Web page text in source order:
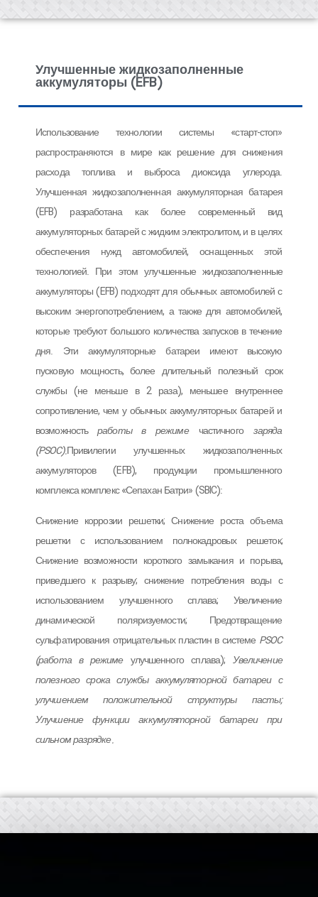
Улучшенные жидкозаполненные
аккумуляторы (EFB)
Использование технологии системы «старт-стоп»
распространяются в мире как решение для снижения
расхода топлива и выброса диоксида углерода.
Улучшенная жидкозаполненная аккумуляторная батарея
(EFB) разработана как более современный вид
аккумуляторных батарей с жидким электролитом, и в целях
обеспечения нужд автомобилей, оснащенных этой
технологией. При этом улучшенные жидкозаполненные
аккумуляторы (EFB) подходят для обычных автомобилей с
высоким энергопотреблением, а также для автомобилей,
которые требуют большого количества запусков в течение
дня. Эти аккумуляторные батареи имеют высокую
пусковую мощность, более длительный полезный срок
службы (не меньше в 2 раза), меньшее внутреннее
сопротивление, чем у обычных аккумуляторных батарей и
возможностьработы в режимечастичногозаряда
(PSOC).Привилегии улучшенных жидкозаполненных
аккумуляторов (EFB), продукции промышленного
комплекса комплекс «Сепахан Батри» (SBIC):
Снижение коррозии решетки; Снижение роста объема
решетки с использованием полнокадровых решеток;
Снижение возможности короткого замыкания и порыва,
приведшего к разрыву; снижение потребления воды с
использованием улучшенного сплава; Увеличение
динамической поляризуемости; Предотвращение
сульфатирования отрицательных пластин в системе PSOC
(работа в режиме улучшенного сплава); Увеличение
полезного срока службы аккумуляторной батареи с
улучшением положительной структуры пасты;
Улучшение функции аккумуляторной батареи при
сильном разрядке.